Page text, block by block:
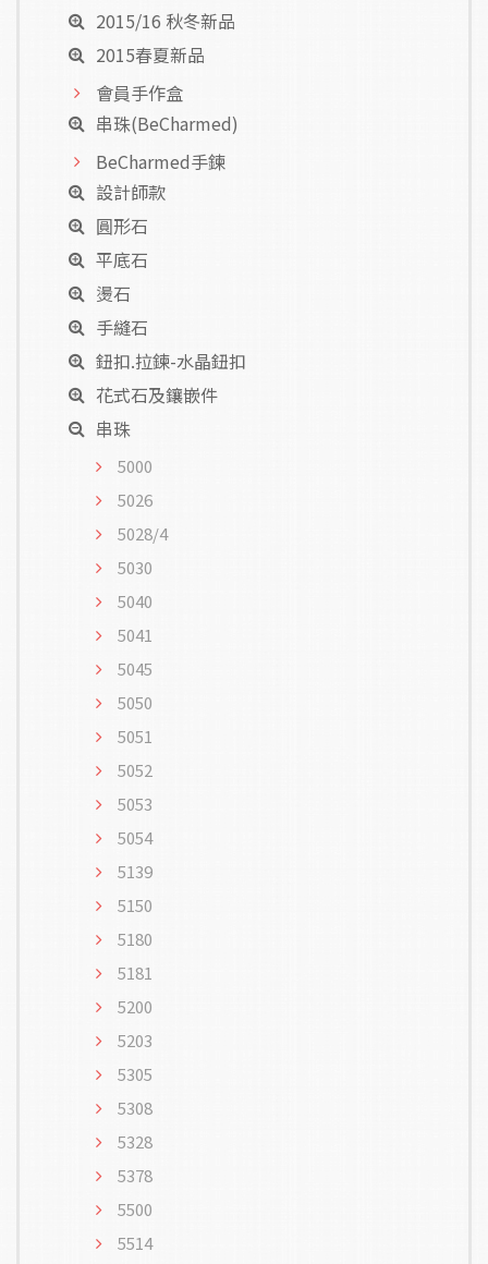
2015/16 秋冬新品
2015春夏新品
會員手作盒
串珠(BeCharmed)
BeCharmed手鍊
設計師款
圓形石
平底石
燙石
手縫石
鈕扣.拉鍊-水晶鈕扣
花式石及鑲嵌件
串珠
5000
5026
5028/4
5030
5040
5041
5045
5050
5051
5052
5053
5054
5139
5150
5180
5181
5200
5203
5305
5308
5328
5378
5500
5514